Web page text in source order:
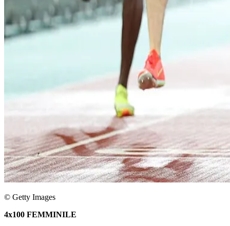
© Getty Images
4x100 FEMMINILE